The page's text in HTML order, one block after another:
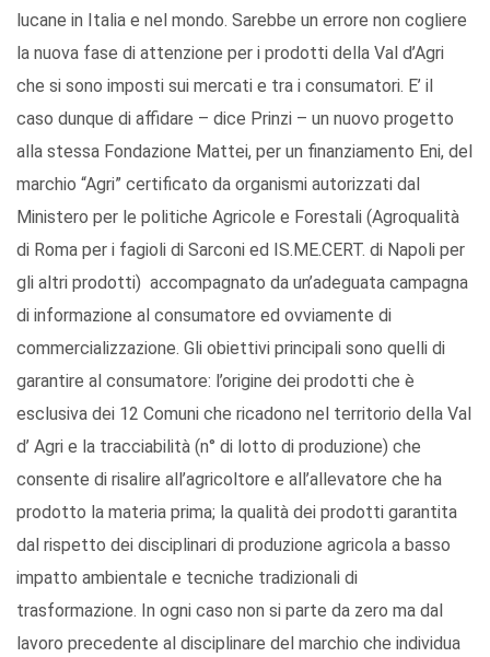
lucane in Italia e nel mondo. Sarebbe un errore non cogliere
la nuova fase di attenzione per i prodotti della Val d’Agri
che si sono imposti sui mercati e tra i consumatori. E’ il
caso dunque di affidare – dice Prinzi – un nuovo progetto
alla stessa Fondazione Mattei, per un finanziamento Eni, del
marchio “Agri” certificato da organismi autorizzati dal
Ministero per le politiche Agricole e Forestali (Agroqualità
di Roma per i fagioli di Sarconi ed IS.ME.CERT. di Napoli per
gli altri prodotti) accompagnato da un’adeguata campagna
di informazione al consumatore ed ovviamente di
commercializzazione. Gli obiettivi principali sono quelli di
garantire al consumatore: l’origine dei prodotti che è
esclusiva dei 12 Comuni che ricadono nel territorio della Val
d’ Agri e la tracciabilità (n° di lotto di produzione) che
consente di risalire all’agricoltore e all’allevatore che ha
prodotto la materia prima; la qualità dei prodotti garantita
dal rispetto dei disciplinari di produzione agricola a basso
impatto ambientale e tecniche tradizionali di
trasformazione. In ogni caso non si parte da zero ma dal
lavoro precedente al disciplinare del marchio che individua